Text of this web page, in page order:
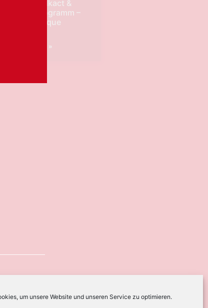
um unsere Website und unseren Service zu optimieren.
Barock Walkact &
Bühnenprogramm –
Show Baroque
WEITERLESEN »